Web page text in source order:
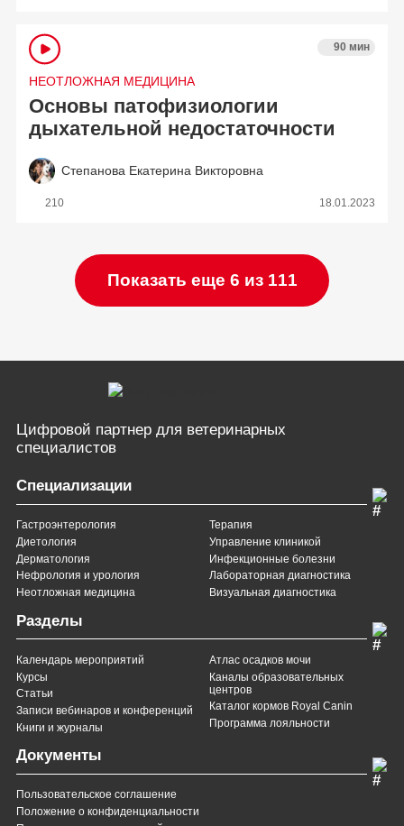
НЕОТЛОЖНАЯ МЕДИЦИНА
90 мин
Основы патофизиологии
дыхательной недостаточности
Степанова Екатерина Викторовна
210 18.01.2023
Показать еще 6 из 111
Цифровой партнер для ветеринарных
специалистов
Специализации
Гастроэнтерология
Диетология
Дерматология
Нефрология и урология
Неотложная медицина
Терапия
Управление клиникой
Инфекционные болезни
Лабораторная диагностика
Визуальная диагностика
Разделы
Календарь мероприятий
Курсы
Статьи
Записи вебинаров и конференций
Книги и журналы
Атлас осадков мочи
Каналы образовательных
центров
Каталог кормов Royal Canin
Программа лояльности
Документы
Пользовательское соглашение
Положение о конфиденциальности